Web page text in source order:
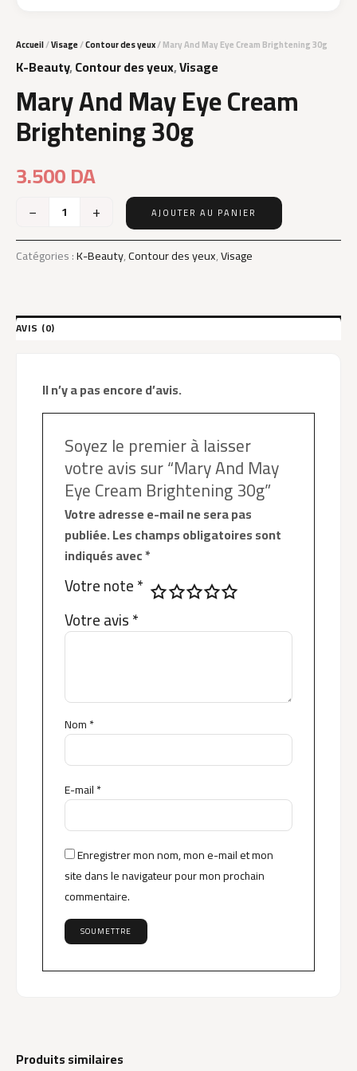
Accueil/Visage/Contour des yeux/ Mary And May Eye Cream Brightening 30g
K-Beauty,Contour des yeux,Visage
Mary And May Eye Cream
Brightening 30g
3.500DA
−
quantité
de
Mary
And
Cream
Brightening
+ AJOUTER AU PANIER
Catégories :K-Beauty,Contour des yeux,Visage
AVIS (0)
Il n’y a pas encore d’avis.
Soyez le premier à laisser
votre avis sur “Mary And May
Eye Cream Brightening 30g”
Votre adresse e-mail ne sera pas
publiée.Les champs obligatoires sont
indiqués avec*
Votre note*
Votre avis*
Nom*
E-mail*
Enregistrer mon nom, mon e-mail et mon
site dans le navigateur pour mon prochain
commentaire.
Produits similaires